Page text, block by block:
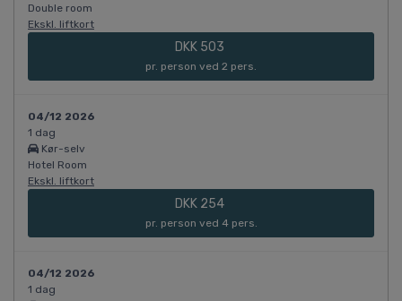
Double room
Ekskl. liftkort
DKK 503
pr. person ved 2 pers.
04/12 2026
1 dag
Kør-selv
Hotel Room
Ekskl. liftkort
DKK 254
pr. person ved 4 pers.
04/12 2026
1 dag